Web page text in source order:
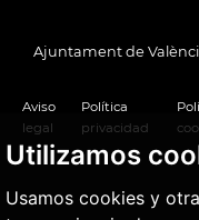
Utilizamos
Usamos cookies y
Ajuntament de
Aviso
legal
Política
privacidad